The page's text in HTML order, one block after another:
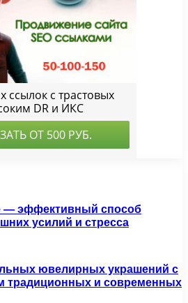
— эффективный способ
усилий и стресса
ювелирных украшений с
традиционных и современных